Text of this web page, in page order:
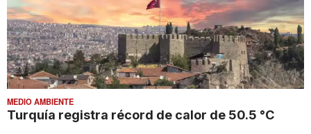
MEDIO AMBIENTE
Turquía registra récord de calor de 50.5 °C